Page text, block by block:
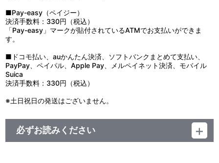
■Pay-easy（ペイジー）
決済手数料：330円（税込）
「Pay-easy」マークが貼付されているATMでお支払いができま
す。
■ドコモ払い、auかんたん決済、ソフトバンクまとめて支払い、
PayPay、ペイパル、Apple Pay、メルペイネット決済、モバイル
Suica
決済手数料：330円（税込）
※土日祝日の発送はございません。
必ずお読みください